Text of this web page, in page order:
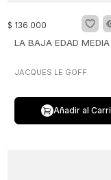
$ 136.000
LA BAJA EDAD MEDIA
JACQUES LE GOFF
Añadir al